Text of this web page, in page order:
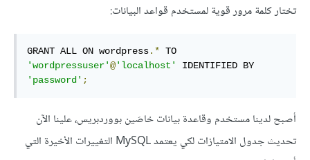
تختار كلمة مرور قوية لمستخدم قواعد البيانات:
GRANT ALL ON wordpress.* TO
'wordpressuser'@'localhost' IDENTIFIED BY
'password' ;
أصبح لدينا مستخدم وقاعدة بيانات خاصَين بووردبريس، علينا الآن
تحديث جدول الامتيازات لكي يعتمد MySQL التغييرات الأخيرة التي